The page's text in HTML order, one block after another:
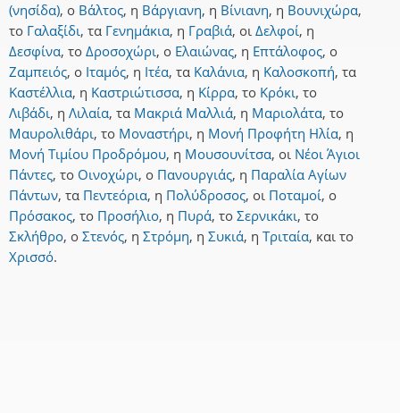
(νησίδα), ο Βάλτος, η Βάργιανη, η Βίνιανη, η Βουνιχώρα,
το Γαλαξίδι, τα Γενημάκια, η Γραβιά, οι Δελφοί, η
Δεσφίνα, το Δροσοχώρι, ο Ελαιώνας, η Επτάλοφος, ο
Ζαμπειός, ο Ιταμός, η Ιτέα, τα Καλάνια, η Καλοσκοπή, τα
Καστέλλια, η Καστριώτισσα, η Κίρρα, το Κρόκι, το
Λιβάδι, η Λιλαία, τα Μακριά Μαλλιά, η Μαριολάτα, το
Μαυρολιθάρι, το Μοναστήρι, η Μονή Προφήτη Ηλία, η
Μονή Τιμίου Προδρόμου, η Μουσουνίτσα, οι Νέοι Άγιοι
Πάντες, το Οινοχώρι, ο Πανουργιάς, η Παραλία Αγίων
Πάντων, τα Πεντεόρια, η Πολύδροσος, οι Ποταμοί, ο
Πρόσακος, το Προσήλιο, η Πυρά, το Σερνικάκι, το
Σκλήθρο, ο Στενός, η Στρόμη, η Συκιά, η Τριταία, και το
Χρισσό.